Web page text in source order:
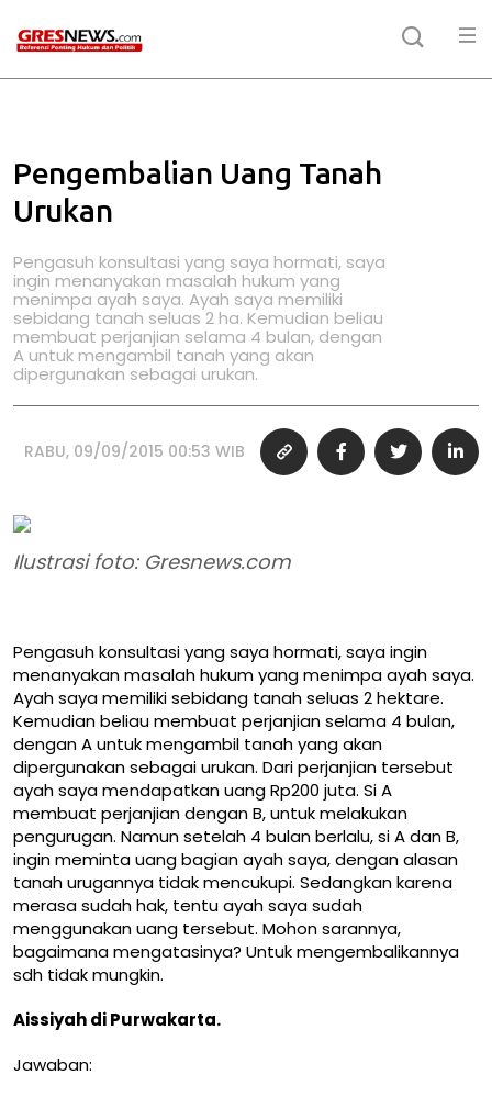
Pengembalian Uang Tanah
Urukan
Pengasuh konsultasi yang saya hormati, saya
ingin menanyakan masalah hukum yang
menimpa ayah saya. Ayah saya memiliki
sebidang tanah seluas 2 ha. Kemudian beliau
membuat perjanjian selama 4 bulan, dengan
A untuk mengambil tanah yang akan
dipergunakan sebagai urukan.
RABU, 09/09/2015 00:53 WIB
Ilustrasi foto: Gresnews.com
Pengasuh konsultasi yang saya hormati, saya ingin
menanyakan masalah hukum yang menimpa ayah saya.
Ayah saya memiliki sebidang tanah seluas 2 hektare.
Kemudian beliau membuat perjanjian selama 4 bulan,
dengan A untuk mengambil tanah yang akan
dipergunakan sebagai urukan. Dari perjanjian tersebut
ayah saya mendapatkan uang Rp200 juta. Si A
membuat perjanjian dengan B, untuk melakukan
pengurugan. Namun setelah 4 bulan berlalu, si A dan B,
ingin meminta uang bagian ayah saya, dengan alasan
tanah urugannya tidak mencukupi. Sedangkan karena
merasa sudah hak, tentu ayah saya sudah
menggunakan uang tersebut. Mohon sarannya,
bagaimana mengatasinya? Untuk mengembalikannya
sdh tidak mungkin.
Aissiyah di Purwakarta.
Jawaban: